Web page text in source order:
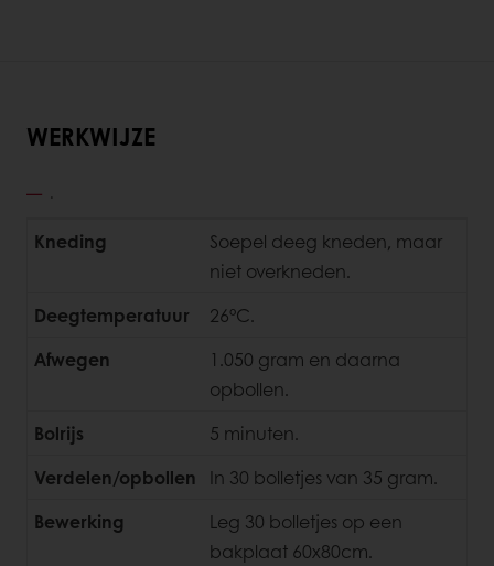
WERKWIJZE
Kneding
Soepel deeg kneden, maar
niet overkneden.
Deegtemperatuur
26°C.
Afwegen
1.050 gram en daarna
opbollen.
Bolrijs
5 minuten.
Verdelen/opbollen
In 30 bolletjes van 35 gram.
Bewerking
Leg 30 bolletjes op een
bakplaat 60x80cm.